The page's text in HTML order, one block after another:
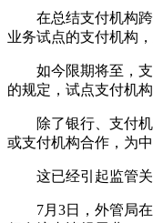
在总结支付机构跨
业务试点的支付机构
如今限期将至，支付
的规定，试点支付机
除了银行、支付机构
或支付机构合作，为
这已经引起监管关
7月3日，外管局在